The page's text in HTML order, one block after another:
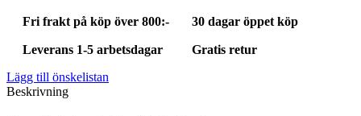
Fri frakt på köp över 800:- 30 dagar öppet köp
Leverans 1-5 arbetsdagar
Gratis retur
Lägg till önskelistan
Beskrivning